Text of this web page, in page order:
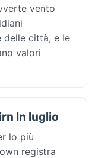
vento
delle città, e le
valori
In luglio
lo più
registra